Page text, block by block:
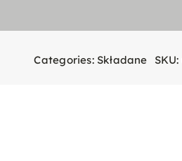
Categories: Składane SKU: